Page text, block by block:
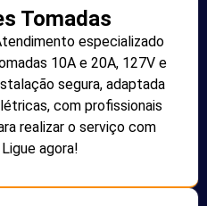
Tomadas
especializado
10A e 20A, 127V e
segura, adaptada
com profissionais
realizar o serviço com
agora!